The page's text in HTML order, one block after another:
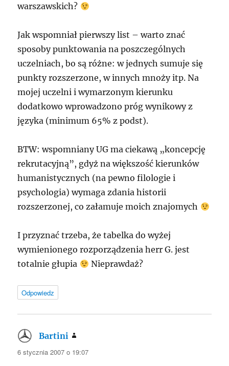
warszawskich?
Jak wspomniał pierwszy list – warto znać
sposoby punktowania na poszczególnych
uczelniach, bo są różne: w jednych sumuje się
punkty rozszerzone, w innych mnoży itp. Na
mojej uczelni i wymarzonym kierunku
dodatkowo wprowadzono próg wynikowy z
języka (minimum 65% z podst).
BTW: wspomniany UG ma ciekawą „koncepcję
rekrutacyjną”, gdyż na większość kierunków
humanistycznych (na pewno filologie i
psychologia) wymaga zdania historii
rozszerzonej, co załamuje moich znajomych
I przyznać trzeba, że tabelka do wyżej
wymienionego rozporządzenia herr G. jest
totalnie głupia
Nieprawdaż?
Odpowiedz
Bartini
6 stycznia 2007 o 19:07